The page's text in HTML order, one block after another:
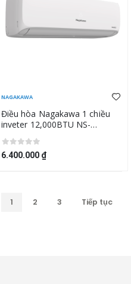
NAGAKAWA
Điều hòa Nagakawa 1 chiều
inveter 12,000BTU NS-
6.400.000 ₫
1 2 3 Tiếp tục